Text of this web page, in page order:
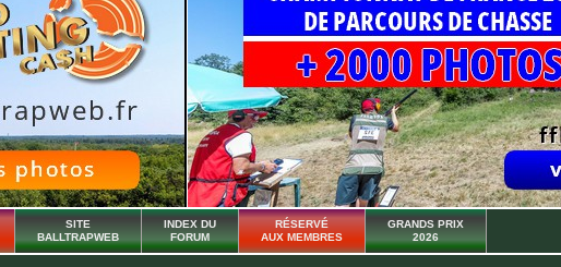
SITE
BALLTRAPWEB
INDEX DU
FORUM
RÉSERVÉ
AUX MEMBRES
GRANDS PRIX
2026